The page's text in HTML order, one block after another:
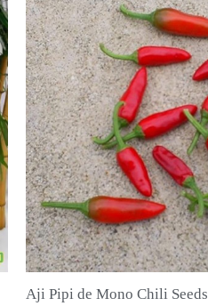
SNEL BEKIJKEN
True Lavender Seeds